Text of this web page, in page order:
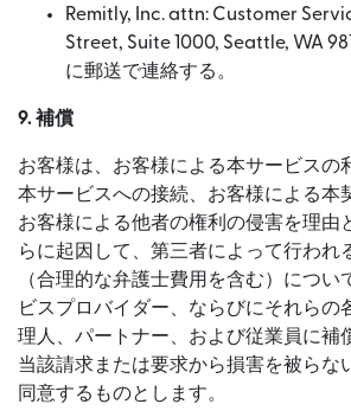
Remitly, Inc. attn: Customer
Street, Suite 1000, Seattle, WA
に郵送で連絡する。
9. 補償
お客様は、お客様による本サービスの
本サービスへの接続、お客様による本
お客様による他者の権利の侵害を理由
らに起因して、第三者によって行われ
（合理的な弁護士費用を含む）につい
ビスプロバイダー、ならびにそれらの
理人、パートナー、および従業員に補
当該請求または要求から損害を被らな
同意するものとします。